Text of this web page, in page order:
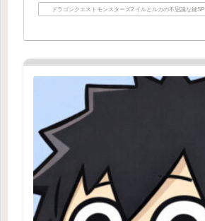
ドラゴンクエストモンスターズ2 イルとルカの不思議な鍵SP